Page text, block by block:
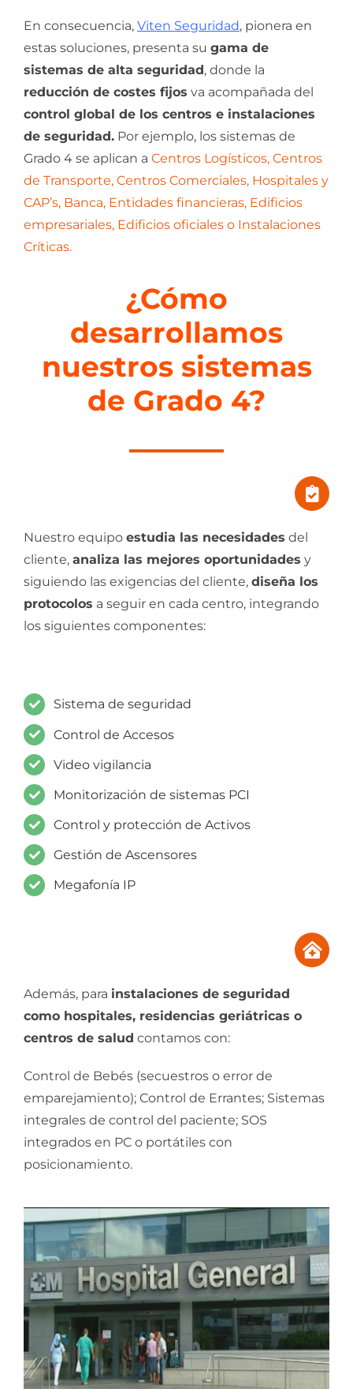
En consecuencia, Viten Seguridad, pionera en
estas soluciones, presenta su gama de
sistemas de alta seguridad , donde la
reducción de costes fijos va acompañada del
control global de los centros e instalaciones
de seguridad.Por ejemplo, los sistemas de
Grado 4 se aplican a Centros Logísticos, Centros
de Transporte, Centros Comerciales, Hospitales y
CAP’s, Banca, Entidades financieras, Edificios
empresariales, Edificios oficiales o Instalaciones
Críticas.
¿Cómo
desarrollamos
nuestros sistemas
de Grado 4?
Nuestro equipo estudia las necesidades del
cliente, analiza las mejores oportunidades y
siguiendo las exigencias del cliente, diseña los
protocolos a seguir en cada centro, integrando
los siguientes componentes:
Sistema de seguridad
Control de Accesos
Video vigilancia
Monitorización de sistemas PCI
Control y protección de Activos
Gestión de Ascensores
Megafonía IP
Además, para instalaciones de seguridad
como hospitales, residencias geriátricas o
centros de salud contamos con:
Control de Bebés (secuestros o error de
emparejamiento); Control de Errantes; Sistemas
integrales de control del paciente; SOS
integrados en PC o portátiles con
posicionamiento.